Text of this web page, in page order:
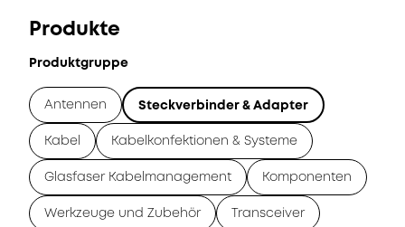
Produkte
Produktgruppe
Antennen Steckverbinder & Adapter
Kabel Kabelkonfektionen & Systeme
Glasfaser Kabelmanagement Komponenten
Werkzeuge und Zubehör Transceiver